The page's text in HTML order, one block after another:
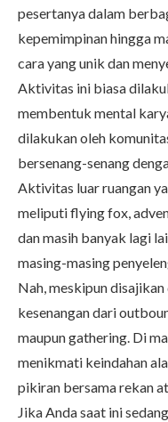
pesertanya dalam
kepemimpinan hingga
cara yang unik dan
Aktivitas ini biasa
membentuk mental
dilakukan oleh
bersenang-senang
Aktivitas luar ruangan
meliputi flying fox,
dan masih banyak lagi
masing-masing
Nah, meskipun
kesenangan dari
maupun gathering. Di
menikmati keindahan
pikiran bersama rekan
Jika Anda saat ini